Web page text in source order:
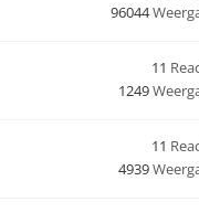
96044
11
1249
11
4939